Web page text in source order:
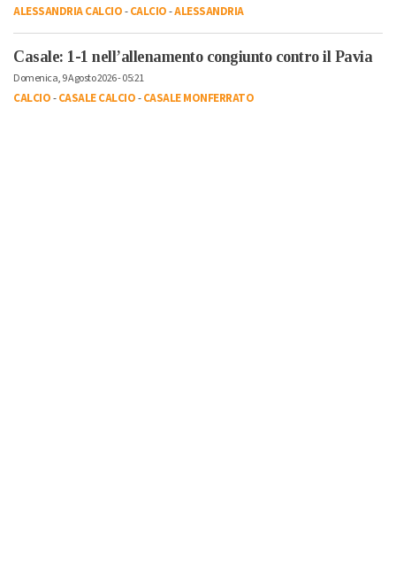
ALESSANDRIA CALCIO-CALCIO-ALESSANDRIA
Casale: 1-1 nell’allenamento congiunto contro il Pavia
Domenica, 9 Agosto 2026 - 05:21
CALCIO-CASALE CALCIO-CASALE MONFERRATO